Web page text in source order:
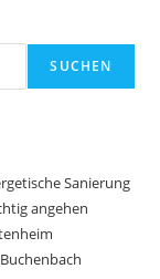
SUCHEN
Sanierung
angehen